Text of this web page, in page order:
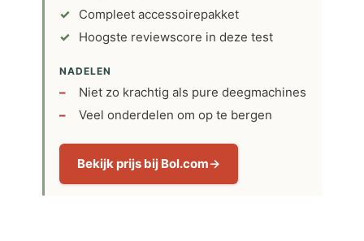
Compleet accessoirepakket
Hoogste reviewscore in deze test
NADELEN
Niet zo krachtig als pure deegmachines
Veel onderdelen om op te bergen
Bekijk prijs bij Bol.com